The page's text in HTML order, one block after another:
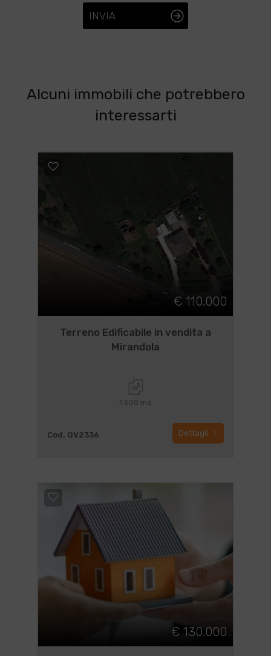
INVIA
Alcuni immobili che potrebbero
interessarti
€ 110.000
Terreno Edificabile in vendita a
Mirandola
1.500 mq
Cod. QV2336 Dettagli
€ 130.000